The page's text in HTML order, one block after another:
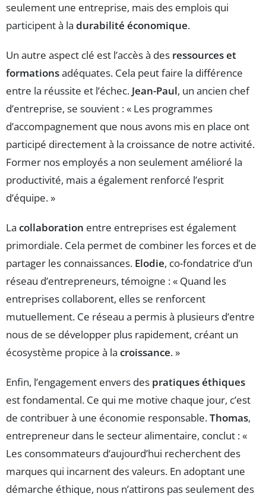
seulement une entreprise, mais des emplois qui
participent à la durabilité économique.
Un autre aspect clé est l’accès à des ressources et
formationsadéquates. Cela peut faire la différence
entre la réussite et l’échec. Jean-Paul, un ancien chef
d’entreprise, se souvient : « Les programmes
d’accompagnement que nous avons mis en place ont
participé directement à la croissance de notre activité.
Former nos employés a non seulement amélioré la
productivité, mais a également renforcé l’esprit
d’équipe. »
La collaboration entre entreprises est également
primordiale. Cela permet de combiner les forces et de
partager les connaissances. Elodie, co-fondatrice d’un
réseau d’entrepreneurs, témoigne : « Quand les
entreprises collaborent, elles se renforcent
mutuellement. Ce réseau a permis à plusieurs d’entre
nous de se développer plus rapidement, créant un
écosystème propice à la croissance. »
Enfin, l’engagement envers des pratiques éthiques
est fondamental. Ce qui me motive chaque jour, c’est
de contribuer à une économie responsable.Thomas,
entrepreneur dans le secteur alimentaire, conclut : «
Les consommateurs d’aujourd’hui recherchent des
marques qui incarnent des valeurs. En adoptant une
démarche éthique, nous n’attirons pas seulement des